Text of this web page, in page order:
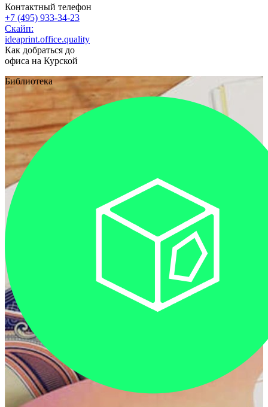
Контактный телефон
+7 (495) 933-34-23
Скайп:
ideaprint.office.quality
Как добраться до
офиса на Курской
Библиотека